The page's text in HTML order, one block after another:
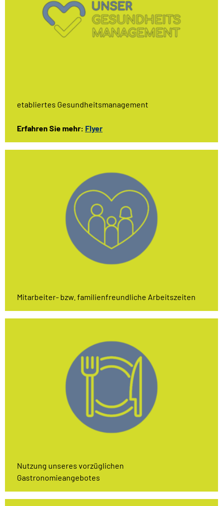
etabliertes Gesundheitsmanagement
Erfahren Sie mehr: Flyer
Mitarbeiter- bzw. familienfreundliche Arbeitszeiten
Nutzung unseres vorzüglichen
Gastronomieangebotes